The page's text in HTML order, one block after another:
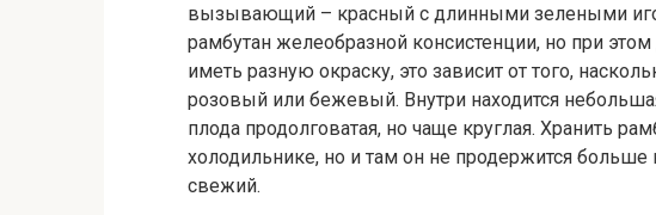
вызывающий – красный с длинными зелеными
рамбутан желеобразной консистенции, но при
иметь разную окраску, это зависит от того,
розовый или бежевый. Внутри находится
плода продолговатая, но чаще круглая. Хранить
холодильнике, но и там он не продержится
свежий.